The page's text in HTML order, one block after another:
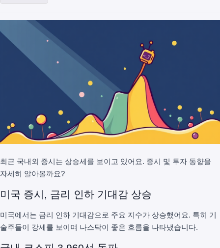
최근 국내외 증시는 상승세를 보이고 있어요. 증시 및 투자 동향을
자세히 알아볼까요?
미국 증시, 금리 인하 기대감 상승
미국에서는 금리 인하 기대감으로 주요 지수가 상승했어요. 특히 기
술주들이 강세를 보이며 나스닥이 좋은 흐름을 나타냈습니다.